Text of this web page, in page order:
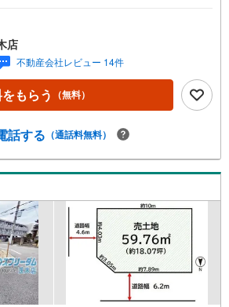
地建物取引士保持者です。ご案内からご契
って行いますのでご安心ください。年齢層
を中心に女性スタッフや経験10年以上のス
ております。（3）店舗お店は阪急茨木市駅
越しいただける場所にあり、お買い物やお仕
軽にお立寄りくださいハイルーフ車もとめら
が大好きなアンパンマンのおもちゃがたくさ
た空間で安心して授乳やおむつ交換ができ
せ・ご来店を心よりお待ちしております（＾
店
不動産会社レビュー 14件
もらう （無料）
話する （通話料無料）